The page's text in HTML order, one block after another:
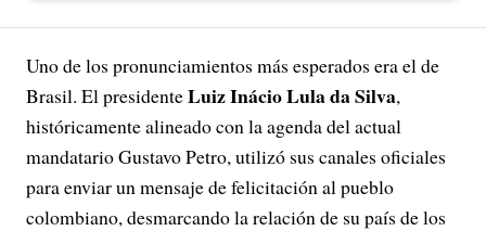
Uno de los pronunciamientos más esperados era el de
Brasil. El presidenteLuiz Inácio Lula da Silva,
históricamente alineado con la agenda del actual
mandatario Gustavo Petro, utilizó sus canales oficiales
para enviar un mensaje de felicitación al pueblo
colombiano, desmarcando la relación de su país de los